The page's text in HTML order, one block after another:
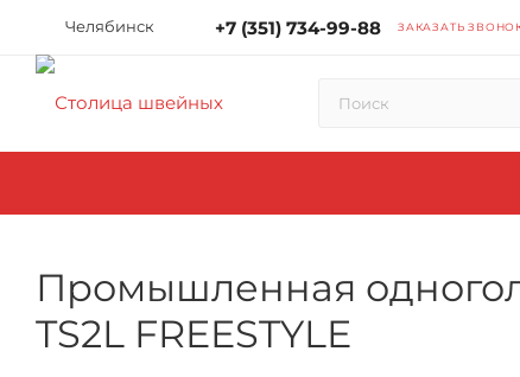
Челябинск +7 (351) 734-99-88 ЗАКАЗАТЬ
Промышленная
TS2L FREESTYLE